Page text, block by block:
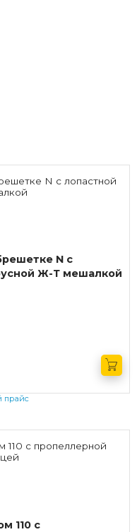
N с
Ж-Т мешалкой
прайс
110 с